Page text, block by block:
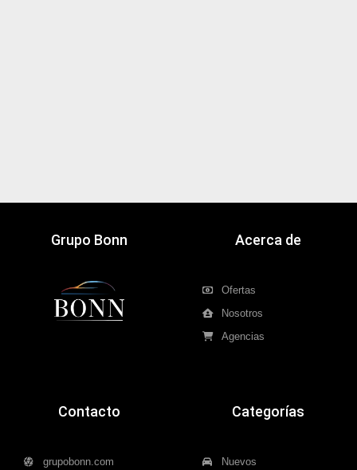
Grupo Bonn Acerca de
Ofertas
Nosotros
Agencias
Contacto
grupobonn.com
Categorías
Nuevos